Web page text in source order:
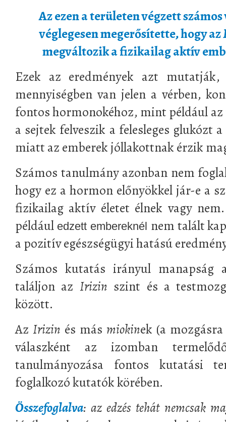
Az ezen a területen végzett
véglegesen megerősítette, hogy az
megváltozik a fizikailag aktív
Ezek az eredmények azt
mennyiségben van jelen a vérben,
fontos hormonokéhoz, mint például az
a sejtek felveszik a felesleges glukózt
miatt az emberek jóllakottnak érzik
Számos tanulmány azonban nem
hogy ez a hormon előnyökkel jár-e a
fizikailag aktív életet élnek vagy
például edzett embereknél nem talált
a pozitív egészségügyi hatású
Számos kutatás irányul manapság
találjon az Irizin szint és a
között.
Az Irizin és más miokinek (a
válaszként az izomban
tanulmányozása fontos kutatási
foglalkozó kutatók körében.
Összefoglalva: az edzés tehát nemcsak